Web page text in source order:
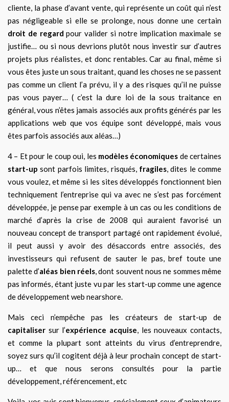
cliente, la phase d’avant vente, qui représente un coût qui n’est
pas négligeable si elle se prolonge, nous donne une certain
droit de regard pour valider si notre implication maximale se
justifie… ou si nous devrions plutôt nous investir sur d’autres
projets plus réalistes, et donc rentables. Car au final, même si
vous êtes juste un sous traitant, quand les choses ne se passent
pas comme un client l’a prévu, il y a des risques qu’il ne puisse
pas vous payer… ( c’est la dure loi de la sous traitance en
général, vous n’êtes jamais associés aux profits générés par les
applications web que vos équipe sont développé, mais vous
êtes parfois associés aux aléas…)
4 – Et pour le coup oui, les modèles économiques de certaines
start-up sont parfois limites, risqués, fragiles, dites le comme
vous voulez, et même si les sites développés fonctionnent bien
techniquement l’entreprise qui va avec ne s’est pas forcément
développée, je pensepar exemple à un cas ou les conditions de
marché d’après la crise de 2008 qui auraient favorisé un
nouveau concept de transport partagé ont rapidement évolué,
il peut aussi y avoir des désaccords entre associés, des
investisseurs qui refusent de sauter le pas, bref toute une
palette d’aléas bien réels,dont souvent nous ne sommes même
pas informés, étant juste vu par les start-up comme une agence
de développement web nearshore.
Mais ceci n’empêche pas les créateurs de start-up de
capitaliser sur l’expérience acquise, les nouveaux contacts,
et comme la plupart sont atteints du virus d’entreprendre,
soyez surs qu’il cogitent déjà à leur prochain concept de start-
up… et que nous serons consultés pour la partie
développement, référencement, etc